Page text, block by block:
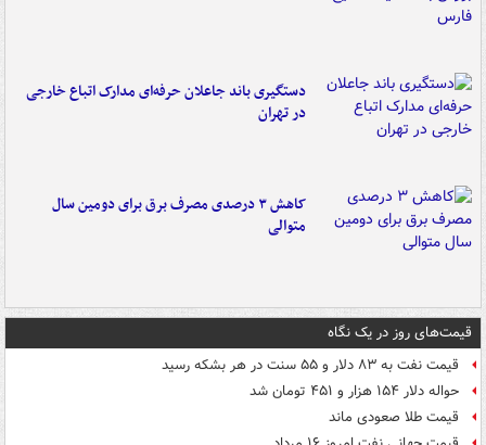
دستگیری باند جاعلان حرفه‌ای مدارک اتباع خارجی
در تهران
کاهش ۳ درصدی مصرف برق برای دومین سال
متوالی
قیمت‌های روز در یک نگاه
قیمت نفت به ۸۳ دلار و ۵۵ سنت در هر بشکه رسید
حواله دلار ۱۵۴ هزار و ۴۵۱ تومان شد
قیمت طلا صعودی ماند